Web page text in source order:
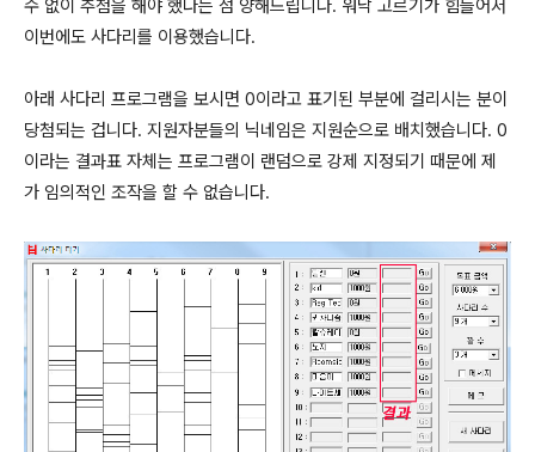
수 없이 추첨을 해야 했다는 점 양해드립니다. 워낙 고르기가 힘들어서
이번에도 사다리를 이용했습니다.
아래 사다리 프로그램을 보시면 0이라고 표기된 부분에 걸리시는 분이
당첨되는 겁니다. 지원자분들의 닉네임은 지원순으로 배치했습니다. 0
이라는 결과표 자체는 프로그램이 랜덤으로 강제 지정되기 때문에 제
가 임의적인 조작을 할 수 없습니다.